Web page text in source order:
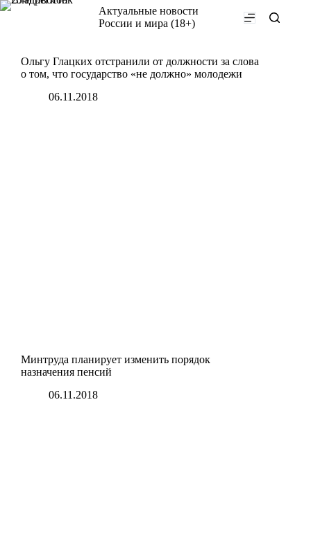
Перейти
Актуальные новости
России и мира (18+)
Ольгу Глацких отстранили от должности за слова
о том, что государство «не должно» молодежи
06.11.2018
Минтруда планирует изменить порядок
назначения пенсий
06.11.2018